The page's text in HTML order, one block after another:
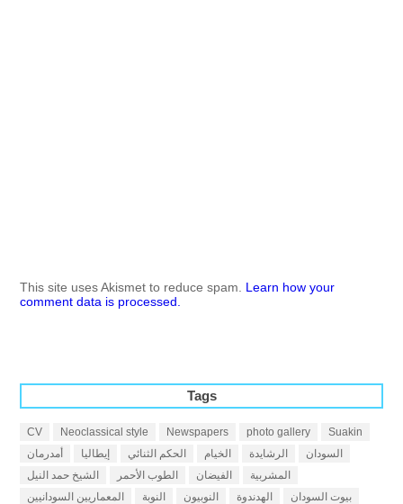
This site uses Akismet to reduce spam. Learn how your
comment data is processed.
Tags
CV Neoclassical style Newspapers photo gallery
Suakin
أمدرمان
إيطاليا الحكم الثنائي الخيام الرشايدة
السودان
الشيخ حمد النيل
الطوب الأحمر الفيضان
المشربية
المعماريين السودانيين
النوبة النوبيون الهدندوة
بيوت السودان